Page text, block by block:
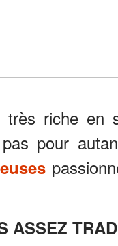
riche en
pour
ASSEZ